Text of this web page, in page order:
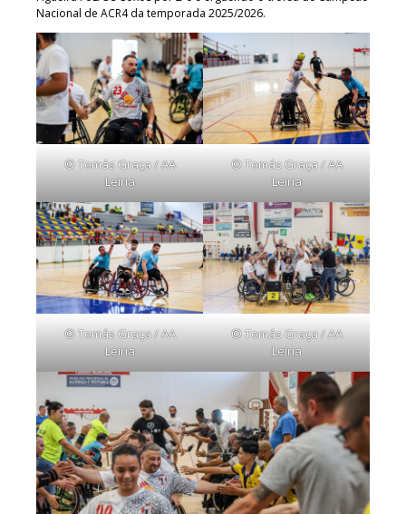
Nacional de ACR4 da temporada 2025/2026.
© Tomás Graça / AA
Leiria
© Tomás Graça / AA
Leiria
© Tomás Graça / AA
Leiria
© Tomás Graça / AA
Leiria